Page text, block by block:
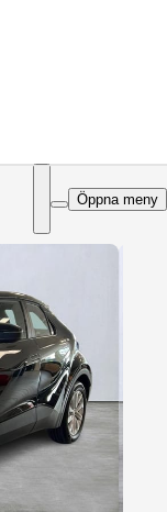
Öppna meny